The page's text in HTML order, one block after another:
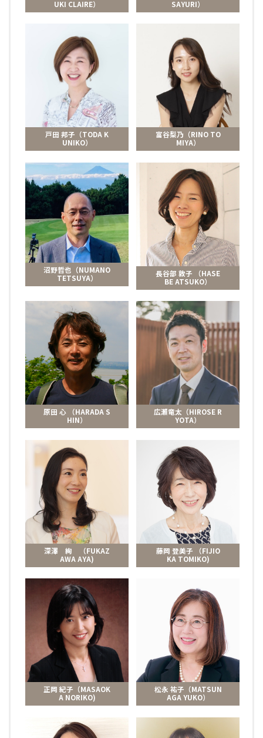
UKI CLAIRE）
SAYURI）
戸田 邦子（TODA K
UNIKO）
富谷梨乃（RINO TO
MIYA）
沼野哲也（NUMANO
TETSUYA）
長谷部 敦子 （HASE
BE ATSUKO）
原田 心 （HARADA S
HIN）
広瀬竜太（HIROSE R
YOTA）
深澤 絢 （FUKAZ
AWA AYA)
藤岡 登美子 （FIJIO
KA TOMIKO)
正岡 紀子（MASAOK
A NORIKO)
松永 祐子（MATSUN
AGA YUKO）